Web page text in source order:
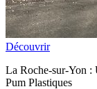
Découvrir
La Roche-sur-Yon :
Pum Plastiques